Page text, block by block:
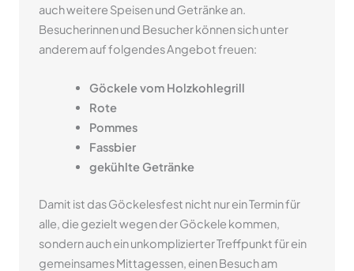
auch weitere Speisen und Getränke an.
Besucherinnen und Besucher können sich unter
anderem auf folgendes Angebot freuen:
Göckele vom Holzkohlegrill
Rote
Pommes
Fassbier
gekühlte Getränke
Damit ist das Göckelesfest nicht nur ein Termin für
alle, die gezielt wegen der Göckele kommen,
sondern auch ein unkomplizierter Treffpunkt für ein
gemeinsames Mittagessen, einen Besuch am